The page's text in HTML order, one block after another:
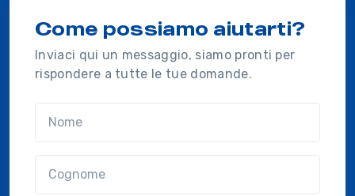
Come possiamo aiutarti?
Inviaci qui un messaggio, siamo pronti per
rispondere a tutte le tue domande.